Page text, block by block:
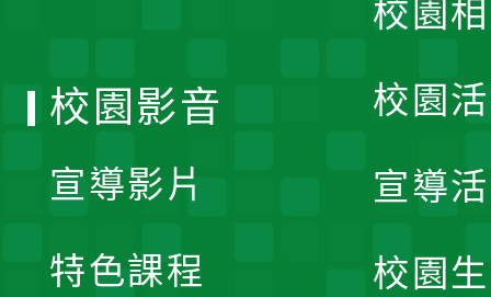
校園
校園
宣導
校園
校園影音
宣導影片
特色課程